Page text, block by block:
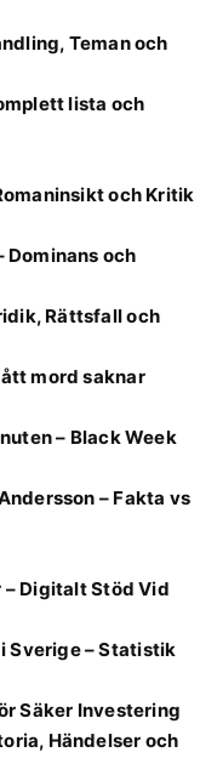
Teman och
lista och
och Kritik
Dominans och
Rättsfall och
mord saknar
– Black Week
– Fakta vs
– Digitalt Stöd Vid
Sverige – Statistik
Säker Investering
Händelser och